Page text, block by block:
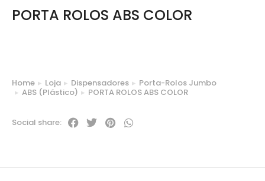
PORTA ROLOS ABS COLOR
You are here:
Home Loja Dispensadores
Porta-Rolos Jumbo
ABS (Plástico)
PORTA ROLOS ABS COLOR
Social share: